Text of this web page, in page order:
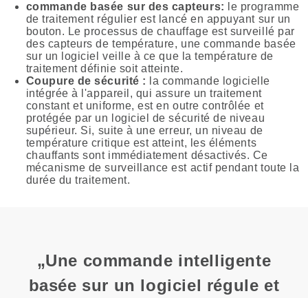
commande basée sur des capteurs:
le programme
de traitement régulier est lancé en appuyant sur un
bouton. Le processus de chauffage est surveillé par
des capteurs de température, une commande basée
sur un logiciel veille à ce que la température de
traitement définie soit atteinte.
Coupure de sécurité :
la commande logicielle
intégrée à l'appareil, qui assure un traitement
constant et uniforme, est en outre contrôlée et
protégée par un logiciel de sécurité de niveau
supérieur. Si, suite à une erreur, un niveau de
température critique est atteint, les éléments
chauffants sont immédiatement désactivés. Ce
mécanisme de surveillance est actif pendant toute la
durée du traitement.
„Une commande intelligente
basée sur un logiciel régule et